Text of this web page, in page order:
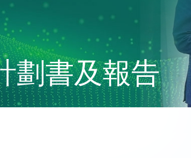
劃書及報告